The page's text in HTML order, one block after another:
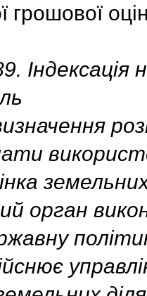
грошової
Індексація
орган